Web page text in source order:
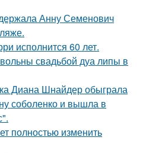
Анну Семенович
исполнится 60 лет.
свадьбой дуа липы в
Диана Шнайдер обыграла
соболенко и вышла в
полностью изменить